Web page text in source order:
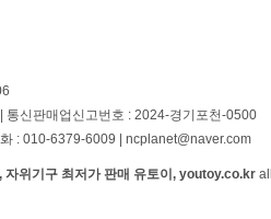
신판매업신고번호 : 2024-경기포천-0500
: 010-6379-6009 | ncplanet@naver.com
자위기구 최저가 판매 유토이, youtoy.co.kr